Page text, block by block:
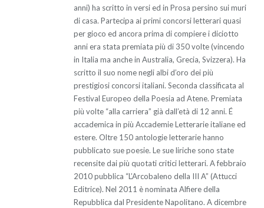
anni) ha scritto in versi ed in Prosa persino sui muri
di casa. Partecipa ai primi concorsi letterari quasi
per gioco ed ancora prima di compiere i diciotto
anni era stata premiata più di 350 volte (vincendo
in Italia ma anche in Australia, Grecia, Svizzera). Ha
scritto il suo nome negli albi d’oro dei più
prestigiosi concorsi italiani. Seconda classificata al
Festival Europeo della Poesia ad Atene. Premiata
più volte “alla carriera” già dall’età di 12 anni. É
accademica in più Accademie Letterarie italiane ed
estere. Oltre 150 antologie letterarie hanno
pubblicato sue poesie. Le sue liriche sono state
recensite dai più quotati critici letterari. A febbraio
2010 pubblica “L’Arcobaleno della III A” (Attucci
Editrice). Nel 2011 è nominata Alfiere della
Repubblica dal Presidente Napolitano. A dicembre